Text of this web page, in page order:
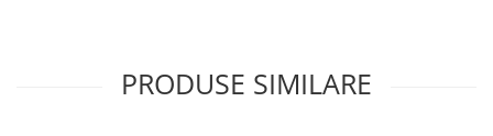
PRODUSE SIMILARE